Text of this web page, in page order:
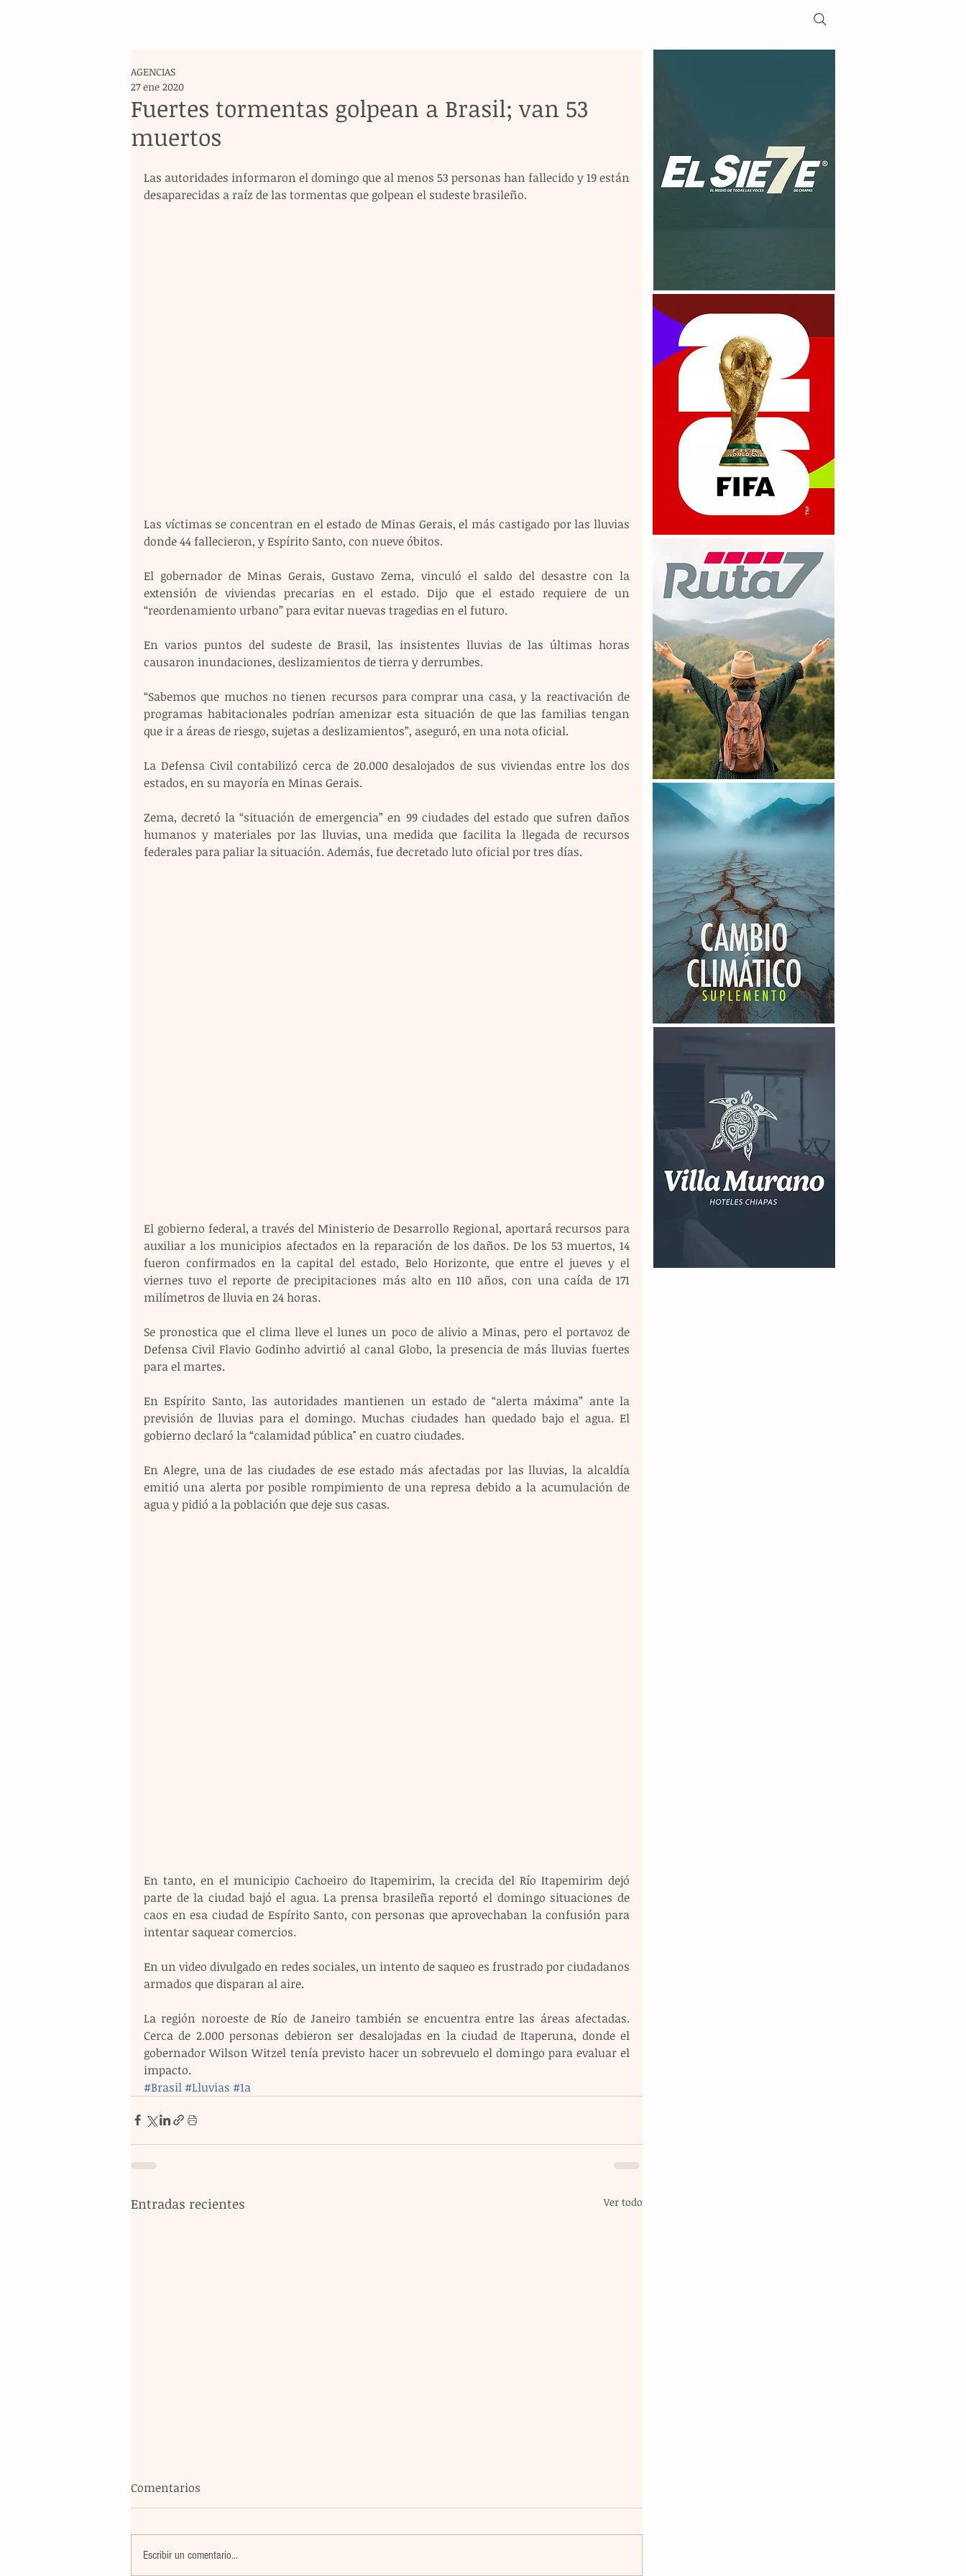
Fuertes tormentas golpean a Brasil; van 53
muertos
AGENCIAS
27 ene 2020
Las autoridades informaron el domingo que al menos 53 personas han fallecido y 19 están
desaparecidas a raíz de las tormentas que golpean el sudeste brasileño.
Las víctimas se concentran en el estado de Minas Gerais, el más castigado por las lluvias
donde 44 fallecieron, y Espírito Santo, con nueve óbitos.
El gobernador de Minas Gerais, Gustavo Zema, vinculó el saldo del desastre con la
extensión de viviendas precarias en el estado. Dijo que el estado requiere de un
“reordenamiento urbano” para evitar nuevas tragedias en el futuro.
En varios puntos del sudeste de Brasil, las insistentes lluvias de las últimas horas
causaron inundaciones, deslizamientos de tierra y derrumbes.
“Sabemos que muchos no tienen recursos para comprar una casa, y la reactivación de
programas habitacionales podrían amenizar esta situación de que las familias tengan
que ir a áreas de riesgo, sujetas a deslizamientos”, aseguró, en una nota oficial.
La Defensa Civil contabilizó cerca de 20.000 desalojados de sus viviendas entre los dos
estados, en su mayoría en Minas Gerais.
Zema, decretó la “situación de emergencia” en 99 ciudades del estado que sufren daños
humanos y materiales por las lluvias, una medida que facilita la llegada de recursos
federales para paliar la situación. Además, fue decretado luto oficial por tres días.
El gobierno federal, a través del Ministerio de Desarrollo Regional, aportará recursos para
auxiliar a los municipios afectados en la reparación de los daños. De los 53 muertos, 14
fueron confirmados en la capital del estado, Belo Horizonte, que entre el jueves y el
viernes tuvo el reporte de precipitaciones más alto en 110 años, con una caída de 171
milímetros de lluvia en 24 horas.
Se pronostica que el clima lleve el lunes un poco de alivio a Minas, pero el portavoz de
Defensa Civil Flavio Godinho advirtió al canal Globo, la presencia de más lluvias fuertes
para el martes.
En Espírito Santo, las autoridades mantienen un estado de “alerta máxima” ante la
previsión de lluvias para el domingo. Muchas ciudades han quedado bajo el agua. El
gobierno declaró la “calamidad pública" en cuatro ciudades.
En Alegre, una de las ciudades de ese estado más afectadas por las lluvias, la alcaldía
emitió una alerta por posible rompimiento de una represa debido a la acumulación de
agua y pidió a la población que deje sus casas.
En tanto, en el municipio Cachoeiro do Itapemirim, la crecida del Río Itapemirim dejó
parte de la ciudad bajó el agua. La prensa brasileña reportó el domingo situaciones de
caos en esa ciudad de Espírito Santo, con personas que aprovechaban la confusión para
intentar saquear comercios.
En un video divulgado en redes sociales, un intento de saqueo es frustrado por ciudadanos
armados que disparan al aire.
La región noroeste de Río de Janeiro también se encuentra entre las áreas afectadas.
Cerca de 2.000 personas debieron ser desalojadas en la ciudad de Itaperuna, donde el
gobernador Wilson Witzel tenía previsto hacer un sobrevuelo el domingo para evaluar el
impacto.
#Brasil#Lluvias #1a
Entradas recientes Ver todo
Comentarios
Escribir un comentario...